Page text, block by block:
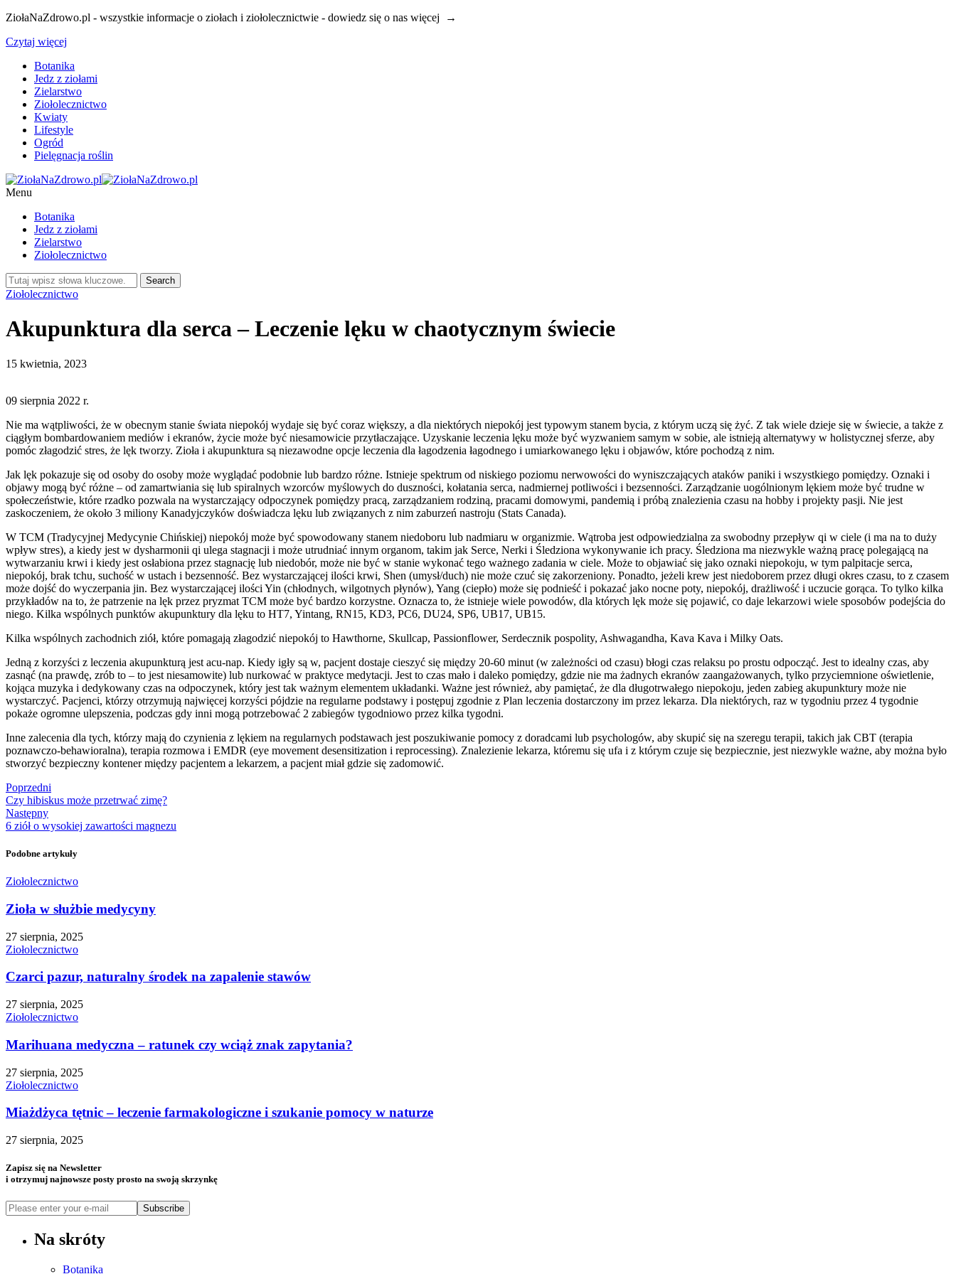
ZiołaNaZdrowo.pl - wszystkie informacje o ziołach i ziołolecznictwie - dowiedz się o nas więcej →
Czytaj więcej
Botanika
Jedz z ziołami
Zielarstwo
Ziołolecznictwo
Kwiaty
Lifestyle
Ogród
Pielęgnacja roślin
Menu
Botanika
Jedz z ziołami
Zielarstwo
Ziołolecznictwo
Ziołolecznictwo
Akupunktura dla serca – Leczenie lęku w chaotycznym świecie
15 kwietnia, 2023
09 sierpnia 2022 r.
Nie ma wątpliwości, że w obecnym stanie świata niepokój wydaje się być coraz większy, a dla niektórych niepokój jest typowym stanem bycia, z którym uczą się żyć. Z tak wiele dzieje się w świecie, a także z
ciągłym bombardowaniem mediów i ekranów, życie może być niesamowicie przytłaczające. Uzyskanie leczenia lęku może być wyzwaniem samym w sobie, ale istnieją alternatywy w holistycznej sferze, aby
pomóc złagodzić stres, że lęk tworzy. Zioła i akupunktura są niezawodne opcje leczenia dla łagodzenia łagodnego i umiarkowanego lęku i objawów, które pochodzą z nim.
Jak lęk pokazuje się od osoby do osoby może wyglądać podobnie lub bardzo różne. Istnieje spektrum od niskiego poziomu nerwowości do wyniszczających ataków paniki i wszystkiego pomiędzy. Oznaki i
objawy mogą być różne – od zamartwiania się lub spiralnych wzorców myślowych do duszności, kołatania serca, nadmiernej potliwości i bezsenności. Zarządzanie uogólnionym lękiem może być trudne w
społeczeństwie, które rzadko pozwala na wystarczający odpoczynek pomiędzy pracą, zarządzaniem rodziną, pracami domowymi, pandemią i próbą znalezienia czasu na hobby i projekty pasji. Nie jest
zaskoczeniem, że około 3 miliony Kanadyjczyków doświadcza lęku lub związanych z nim zaburzeń nastroju (Stats Canada).
W TCM (Tradycyjnej Medycynie Chińskiej) niepokój może być spowodowany stanem niedoboru lub nadmiaru w organizmie. Wątroba jest odpowiedzialna za swobodny przepływ qi w ciele (i ma na to duży
wpływ stres), a kiedy jest w dysharmonii qi ulega stagnacji i może utrudniać innym organom, takim jak Serce, Nerki i Śledziona wykonywanie ich pracy. Śledziona ma niezwykle ważną pracę polegającą na
wytwarzaniu krwi i kiedy jest osłabiona przez stagnację lub niedobór, może nie być w stanie wykonać tego ważnego zadania w ciele. Może to objawiać się jako oznaki niepokoju, w tym palpitacje serca,
niepokój, brak tchu, suchość w ustach i bezsenność. Bez wystarczającej ilości krwi, Shen (umysł/duch) nie może czuć się zakorzeniony. Ponadto, jeżeli krew jest niedoborem przez długi okres czasu, to z czasem
może dojść do wyczerpania jin. Bez wystarczającej ilości Yin (chłodnych, wilgotnych płynów), Yang (ciepło) może się podnieść i pokazać jako nocne poty, niepokój, drażliwość i uczucie gorąca. To tylko kilka
przykładów na to, że patrzenie na lęk przez pryzmat TCM może być bardzo korzystne. Oznacza to, że istnieje wiele powodów, dla których lęk może się pojawić, co daje lekarzowi wiele sposobów podejścia do
niego. Kilka wspólnych punktów akupunktury dla lęku to HT7, Yintang, RN15, KD3, PC6, DU24, SP6, UB17, UB15.
Kilka wspólnych zachodnich ziół, które pomagają złagodzić niepokój to Hawthorne, Skullcap, Passionflower, Serdecznik pospolity, Ashwagandha, Kava Kava i Milky Oats.
Jedną z korzyści z leczenia akupunkturą jest acu-nap. Kiedy igły są w, pacjent dostaje cieszyć się między 20-60 minut (w zależności od czasu) błogi czas relaksu po prostu odpocząć. Jest to idealny czas, aby
zasnąć (na prawdę, zrób to – to jest niesamowite) lub nurkować w praktyce medytacji. Jest to czas mało i daleko pomiędzy, gdzie nie ma żadnych ekranów zaangażowanych, tylko przyciemnione oświetlenie,
kojąca muzyka i dedykowany czas na odpoczynek, który jest tak ważnym elementem układanki. Ważne jest również, aby pamiętać, że dla długotrwałego niepokoju, jeden zabieg akupunktury może nie
wystarczyć. Pacjenci, którzy otrzymują najwięcej korzyści pójdzie na regularne podstawy i postępuj zgodnie z Plan leczenia dostarczony im przez lekarza. Dla niektórych, raz w tygodniu przez 4 tygodnie
pokaże ogromne ulepszenia, podczas gdy inni mogą potrzebować 2 zabiegów tygodniowo przez kilka tygodni.
Inne zalecenia dla tych, którzy mają do czynienia z lękiem na regularnych podstawach jest poszukiwanie pomocy z doradcami lub psychologów, aby skupić się na szeregu terapii, takich jak CBT (terapia
poznawczo-behawioralna), terapia rozmowa i EMDR (eye movement desensitization i reprocessing). Znalezienie lekarza, któremu się ufa i z którym czuje się bezpiecznie, jest niezwykle ważne, aby można było
stworzyć bezpieczny kontener między pacjentem a lekarzem, a pacjent miał gdzie się zadomowić.
Poprzedni
Czy hibiskus może przetrwać zimę?
Następny
6 ziół o wysokiej zawartości magnezu
Podobne artykuły
Ziołolecznictwo
Zioła w służbie medycyny
27 sierpnia, 2025
Ziołolecznictwo
Czarci pazur, naturalny środek na zapalenie stawów
27 sierpnia, 2025
Ziołolecznictwo
Marihuana medyczna – ratunek czy wciąż znak zapytania?
27 sierpnia, 2025
Ziołolecznictwo
Miażdżyca tętnic – leczenie farmakologiczne i szukanie pomocy w naturze
27 sierpnia, 2025
Zapisz się na Newsletter
i otrzymuj najnowsze posty prosto na swoją skrzynkę
Subscribe
Na skróty
Botanika